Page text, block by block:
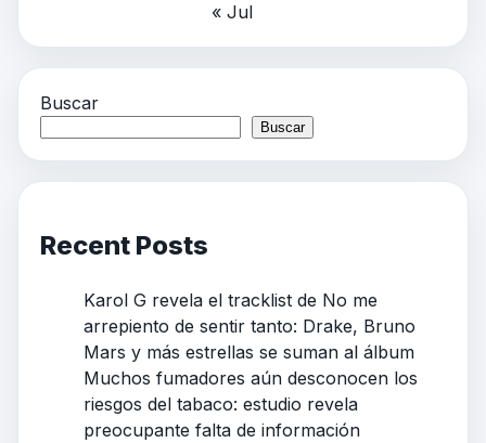
« Jul
Buscar
Buscar
Recent Posts
Karol G revela el tracklist de No me
arrepiento de sentir tanto: Drake, Bruno
Mars y más estrellas se suman al álbum
Muchos fumadores aún desconocen los
riesgos del tabaco: estudio revela
preocupante falta de información